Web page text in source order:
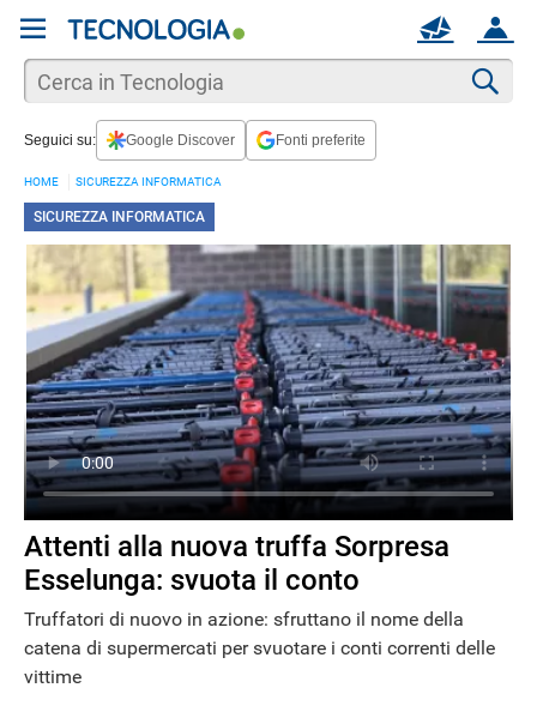
ACCOUNT
MAIL
Seguici su: Google Discover Fonti preferite
HOME SICUREZZA INFORMATICA
SICUREZZA INFORMATICA
Attenti alla nuova truffa Sorpresa
Esselunga: svuota il conto
Truffatori di nuovo in azione: sfruttano il nome della
catena di supermercati per svuotare i conti correnti delle
vittime